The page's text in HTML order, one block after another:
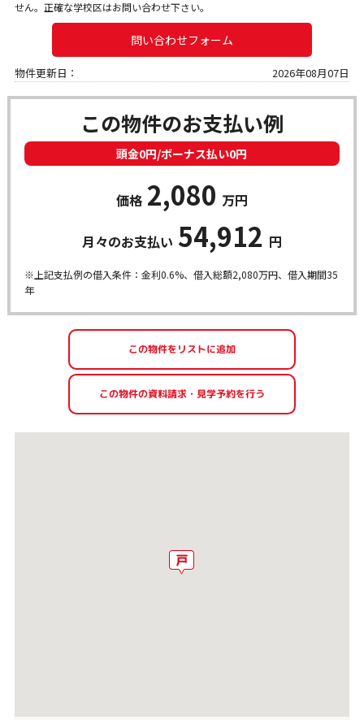
せん。正確な学校区はお問い合わせ下さい。
問い合わせフォーム
物件更新日： 2026年08月07日
この物件のお支払い例
頭金0円/ボーナス払い0円
価格 2,080 万円
月々のお支払い 54,912 円
※上記支払例の借入条件：金利0.6%、借入総額2,080万円、借入期間35
年